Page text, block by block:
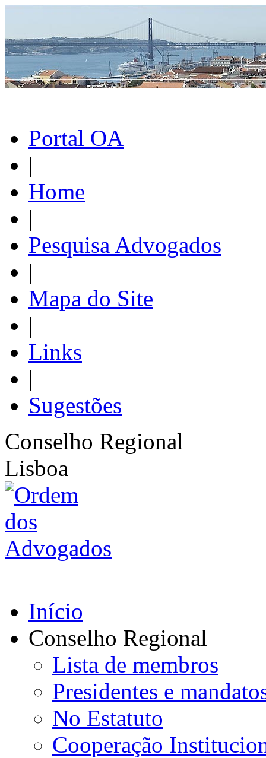
Portal OA
|
Home
|
Pesquisa Advogados
|
Mapa do Site
|
Links
|
Sugestões
Conselho Regional
Lisboa
Início
Conselho Regional
Lista de membros
Presidentes e
No Estatuto
Cooperação